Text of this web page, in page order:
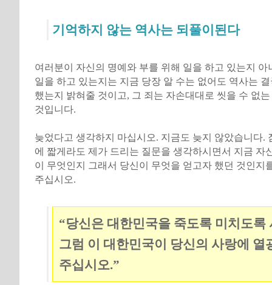
기억하지 않는 역사는 되풀이된다
여러분이 자신의 명예와 부를 위해 일을 하고 있는지 아
일을 하고 있는지는 지금 당장 알 수는 없어도 역사는
했는지 밝혀줄 것이고, 그 죄는 자손대대로 씻을 수 없
것입니다.
늦었다고 생각하지 마십시오. 지금도 늦지 않았습니다.
에 짧게라도 제가 드리는 질문을 생각하시면서 지금 자
이 무엇인지 그래서 당신이 무엇을 얻고자 했던 것인지
주십시오.
“당신은 대한민국을 죽도록 미치도록
그럼 이 대한민국이 당신의 사랑에 열
주십시오.”